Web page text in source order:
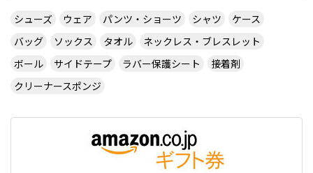
シューズ ウェア パンツ・ショーツ シャツ
ケース
バッグ
ソックス タオル
ネックレス・ブレスレット
ボール
サイドテープ ラバー保護シート
接着剤
クリーナースポンジ